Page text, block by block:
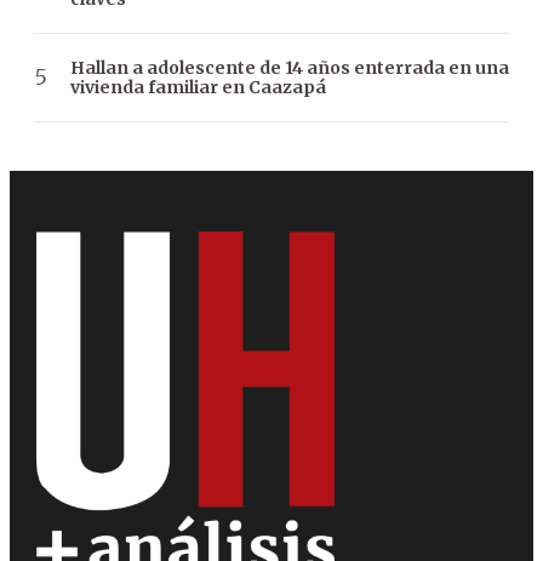
Hallan a adolescente de 14 años enterrada en una
vivienda familiar en Caazapá